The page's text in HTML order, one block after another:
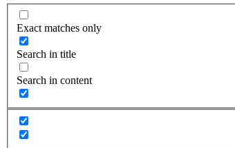
Exact matches only
Search in title
Search in content